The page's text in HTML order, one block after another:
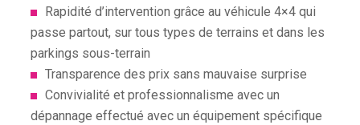
Rapidité d’intervention grâce au véhicule 4×4 qui
passe partout, sur tous types de terrains et dans les
parkings sous-terrain
Transparence des prix sans mauvaise surprise
Convivialité et professionnalisme avec un
dépannage effectué avec un équipement spécifique